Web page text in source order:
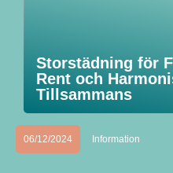
Storstädning för
Rent och
Tillsammans
06/12/2024 Information